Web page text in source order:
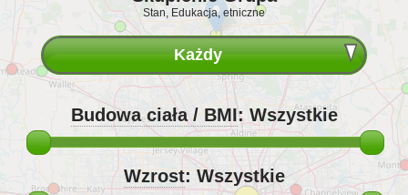
Stan, Edukacja, etniczne
Każdy
Budowa ciała / BMI: Wszystkie
Wzrost: Wszystkie